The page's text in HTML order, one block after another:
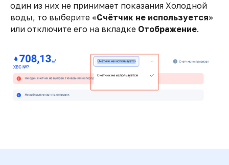
один из них не принимает показания Холодной
воды, то выберите «Счётчик не используется»
или отключите его на вкладке Отображение.